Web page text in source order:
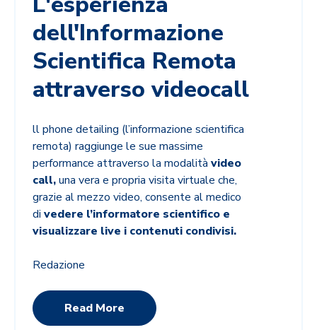
dell'Informazione
Scientifica Remota
attraverso videocall
ll phone detailing (l’informazione scientifica
remota) raggiunge le sue massime
performance attraverso la modalità video
call,una vera e propria visita virtuale che,
grazie al mezzo video, consente al medico
di vedere l’informatore scientifico e
visualizzare live i contenuti condivisi.
Redazione
Read More